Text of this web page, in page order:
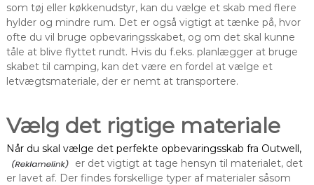
som tøj eller køkkenudstyr, kan du vælge et skab med flere
hylder og mindre rum. Det er også vigtigt at tænke på, hvor
ofte du vil bruge opbevaringsskabet, og om det skal kunne
tåle at blive flyttet rundt. Hvis du f.eks. planlægger at bruge
skabet til camping, kan det være en fordel at vælge et
letvægtsmateriale, der er nemt at transportere.
Vælg det rigtige materiale
Når du skal vælge det perfekte opbevaringsskab fra Outwell,
er det vigtigt at tage hensyn til materialet, det
er lavet af. Der findes forskellige typer af materialer såsom